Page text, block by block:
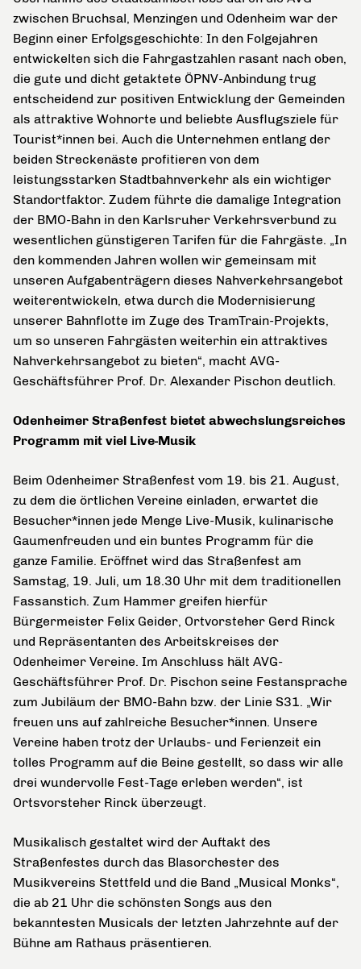
zwischen Bruchsal, Menzingen und Odenheim war der
Beginn einer Erfolgsgeschichte: In den Folgejahren
entwickelten sich die Fahrgastzahlen rasant nach oben,
die gute und dicht getaktete ÖPNV-Anbindung trug
entscheidend zur positiven Entwicklung der Gemeinden
als attraktive Wohnorte und beliebte Ausflugsziele für
Tourist*innen bei. Auch die Unternehmen entlang der
beiden Streckenäste profitieren von dem
leistungsstarken Stadtbahnverkehr als ein wichtiger
Standortfaktor. Zudem führte die damalige Integration
der BMO-Bahn in den Karlsruher Verkehrsverbund zu
wesentlichen günstigeren Tarifen für die Fahrgäste. „In
den kommenden Jahren wollen wir gemeinsam mit
unseren Aufgabenträgern dieses Nahverkehrsangebot
weiterentwickeln, etwa durch die Modernisierung
unserer Bahnflotte im Zuge des TramTrain-Projekts,
um so unseren Fahrgästen weiterhin ein attraktives
Nahverkehrsangebot zu bieten“, macht AVG-
Geschäftsführer Prof. Dr. Alexander Pischon deutlich.
Odenheimer Straßenfest bietet abwechslungsreiches
Programm mit viel Live-Musik
Beim Odenheimer Straßenfest vom 19. bis 21. August,
zu dem die örtlichen Vereine einladen, erwartet die
Besucher*innen jede Menge Live-Musik, kulinarische
Gaumenfreuden und ein buntes Programm für die
ganze Familie. Eröffnet wird das Straßenfest am
Samstag, 19. Juli, um 18.30 Uhr mit dem traditionellen
Fassanstich. Zum Hammer greifen hierfür
Bürgermeister Felix Geider, Ortvorsteher Gerd Rinck
und Repräsentanten des Arbeitskreises der
Odenheimer Vereine. Im Anschluss hält AVG-
Geschäftsführer Prof. Dr. Pischon seine Festansprache
zum Jubiläum der BMO-Bahn bzw. der Linie S31. „Wir
freuen uns auf zahlreiche Besucher*innen. Unsere
Vereine haben trotz der Urlaubs- und Ferienzeit ein
tolles Programm auf die Beine gestellt, so dass wir alle
drei wundervolle Fest-Tage erleben werden“, ist
Ortsvorsteher Rinck überzeugt.
Musikalisch gestaltet wird der Auftakt des
Straßenfestes durch das Blasorchester des
Musikvereins Stettfeld und die Band „Musical Monks“,
die ab 21 Uhr die schönsten Songs aus den
bekanntesten Musicals der letzten Jahrzehnte auf der
Bühne am Rathaus präsentieren.